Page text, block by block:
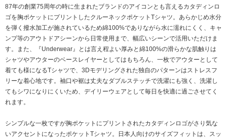
87年の創業75周年の時に生まれたブランドのアイコンとも言えるカタディンロ
ゴを胸ポケットにプリントしたクルーネックポケットTシャツ。あらかじめ水分
を弾く撥水加工が施されているため綿100%でありながら水に濡れにくく、キャ
ンプ等のアウトドアシーンから日常使用まで、幅広いシーンで活用いただけま
す。また、『Underwear』とは言え程よい厚みと綿100%の滑らかな肌触りは
シャツやアウターのベースレイヤーとしてはもちろん、一枚でアウターとして
着ても様になるTシャツで、3Dモデリングされた独自のパターンはストレスフ
リーな着心地です。袖口や裾は丈夫なダブルステッチで洗濯にも強く、洗濯し
てもシワになりにくいため、デイリーウェアとして毎日を快適に過ごさせてく
れます。
シンプルな一枚ですが胸ポケットにプリントされたカタディンロゴがさり気な
いアクセントになったポケットTシャツ。日本人向けのサイズフィットは、スッ